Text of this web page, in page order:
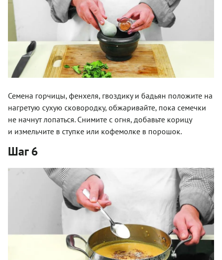
Семена горчицы, фенхеля, гвоздику и бадьян положите на
нагретую сухую сковородку, обжаривайте, пока семечки
не начнут лопаться. Снимите с огня, добавьте корицу
и измельчите в ступке или кофемолке в порошок.
Шаг 6